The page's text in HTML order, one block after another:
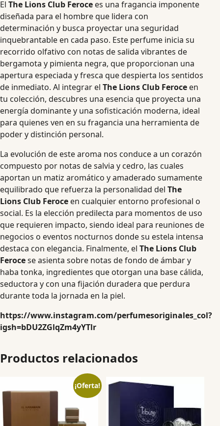
El The Lions Club Feroce es una fragancia imponente
diseñada para el hombre que lidera con
determinación y busca proyectar una seguridad
inquebrantable en cada paso. Este perfume inicia su
recorrido olfativo con notas de salida vibrantes de
bergamota y pimienta negra, que proporcionan una
apertura especiada y fresca que despierta los sentidos
de inmediato. Al integrar el The Lions Club Feroce en
tu colección, descubres una esencia que proyecta una
energía dominante y una sofisticación moderna, ideal
para quienes ven en su fragancia una herramienta de
poder y distinción personal.
La evolución de este aroma nos conduce a un corazón
compuesto por notas de salvia y cedro, las cuales
aportan un matiz aromático y amaderado sumamente
equilibrado que refuerza la personalidad del The
Lions Club Feroce en cualquier entorno profesional o
social. Es la elección predilecta para momentos de uso
que requieren impacto, siendo ideal para reuniones de
negocios o eventos nocturnos donde su estela intensa
destaca con elegancia. Finalmente, el The Lions Club
Ferocese asienta sobre notas de fondo de ámbar y
haba tonka, ingredientes que otorgan una base cálida,
seductora y con una fijación duradera que perdura
durante toda la jornada en la piel.
https://www.instagram.com/perfumesoriginales_col?
igsh=bDU2ZGlqZm4yYTlr
Productos relacionados
¡Oferta!